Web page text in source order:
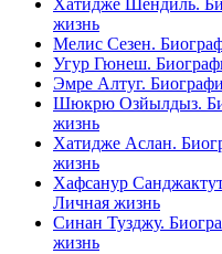
Хатидже Шендиль.
жизнь
Мелис Сезен.
Угур Гюнеш.
Эмре Алтуг.
Шюкрю Озйылдыз.
жизнь
Хатидже Аслан.
жизнь
Хафсанур
Личная жизнь
Синан Тузджу.
жизнь